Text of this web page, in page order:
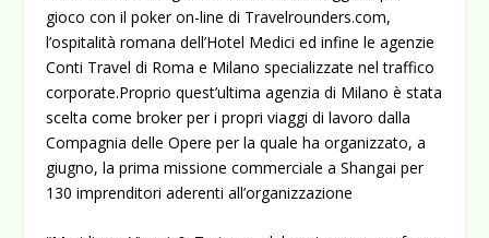
gioco con il poker on-line di Travelrounders.com,
l’ospitalità romana dell’Hotel Medici ed infine le agenzie
Conti Travel di Roma e Milano specializzate nel traffico
corporate.Proprio quest’ultima agenzia di Milano è stata
scelta come broker per i propri viaggi di lavoro dalla
Compagnia delle Opere per la quale ha organizzato, a
giugno, la prima missione commerciale a Shangai per
130 imprenditori aderenti all’organizzazione